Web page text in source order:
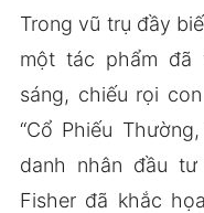
Trong vũ trụ đầy
một tác phẩm đã
sáng, chiếu rọi
“Cổ Phiếu
danh nhân đầu tư
Fisher đã khắc